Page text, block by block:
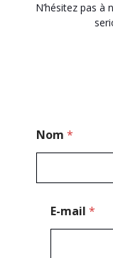
N’hésitez pas
Nom *
E-mail *